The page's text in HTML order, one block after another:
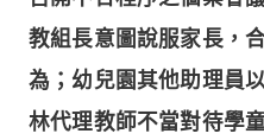
教組長意圖說服家長，
為；幼兒園其他助理員
林代理教師不當對待學